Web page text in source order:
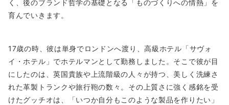
く、後のブランド哲学の基礎となる「ものづくりへの情熱」を
育んでいきます。
17歳の時、彼は単身でロンドンへ渡り、高級ホテル「サヴォ
イ・ホテル」でホテルマンとして勤務しました。そこで彼が目
にしたのは、英国貴族や上流階級の人々が持つ、美しく洗練さ
れた革製トランクや旅行鞄の数々。その上質さに強く感銘を受
けたグッチオは、「いつか自分もこのような製品を作りたい」